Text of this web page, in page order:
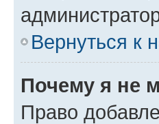
Вернуться к
Почему я не
Право